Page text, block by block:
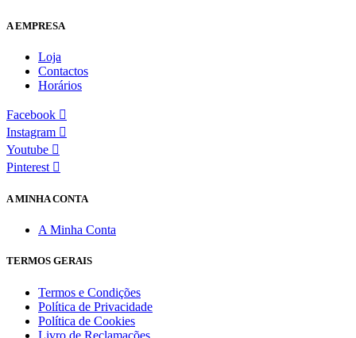
A EMPRESA
Loja
Contactos
Horários
Facebook
Instagram
Youtube
Pinterest
A MINHA CONTA
A Minha Conta
TERMOS GERAIS
Termos e Condições
Política de Privacidade
Política de Cookies
Livro de Reclamações